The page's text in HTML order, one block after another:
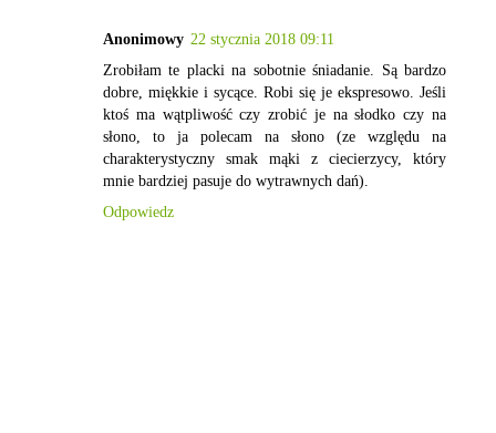
Anonimowy 22 stycznia 2018 09:11
Zrobiłam te placki na sobotnie śniadanie. Są bardzo
dobre, miękkie i sycące. Robi się je ekspresowo. Jeśli
ktoś ma wątpliwość czy zrobić je na słodko czy na
słono, to ja polecam na słono (ze względu na
charakterystyczny smak mąki z ciecierzycy, który
mnie bardziej pasuje do wytrawnych dań).
Odpowiedz